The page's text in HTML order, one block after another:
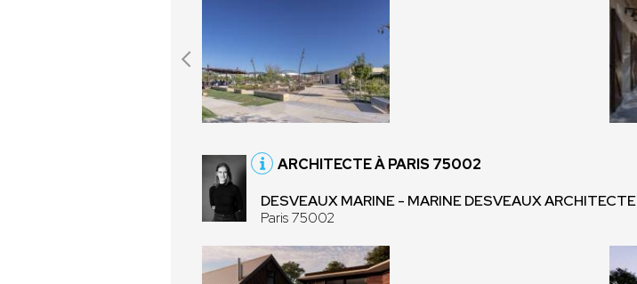
ARCHITECTE À PARIS 75002
DESVEAUX MARINE - MARINE DESVEAUX ARCHITECTE
Paris 75002